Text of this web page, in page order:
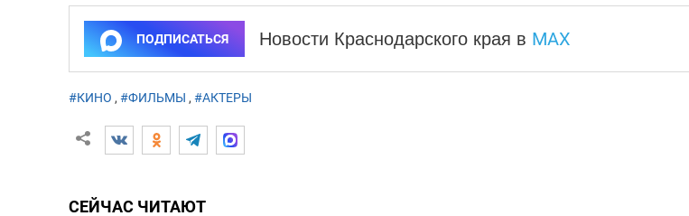
ПОДПИСАТЬСЯ Новости Краснодарского края в MAX
#КИНО , #ФИЛЬМЫ , #АКТЕРЫ
СЕЙЧАС ЧИТАЮТ